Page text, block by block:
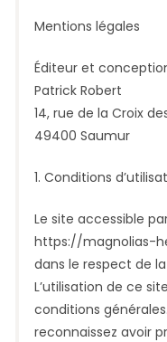
Mentions légales
Éditeur et
Patrick Robert
14, rue de la Croix
49400 Saumur
1. Conditions
Le site accessible
https://magnolias-
dans le respect de
L’utilisation de ce
conditions
reconnaissez avoir